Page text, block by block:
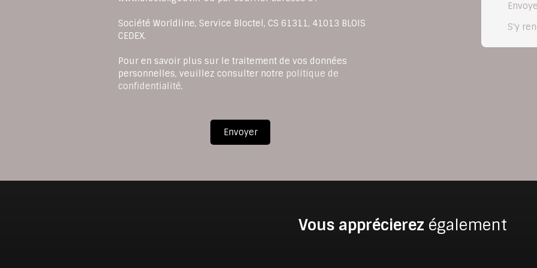
Société Worldline, Service Bloctel, CS 61311, 41013 BLOIS
CEDEX.
Pour en savoir plus sur le traitement de vos données
personnelles, veuillez consulter notre politique de
confidentialité.
Envoyer
S'y
Vous apprécierez également